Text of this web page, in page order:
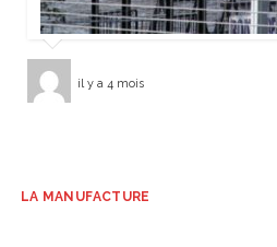
il y a 4 mois
LA MANUFACTURE